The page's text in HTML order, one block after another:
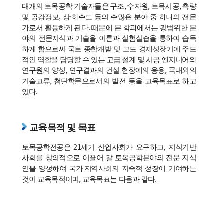
대개의 토목공학 기술자들은 구조, 수자원, 토목시공, 측량
및 공강정보, 상·하수도 등의 수많은 분야 중 하나의 전문
가로서 활동하게 된다. 때문에 본 학과에서는 광범위한 분
야의 전문지식과 기술을 이론과 실험실습을 통하여 습득
하게 함으로써 국토 종합개발 및 고도 경제성장기에 주도
적인 역할을 담당할 수 있는 고급 설계 및 시공 엔지니어와
연구원의 양성, 연구결과의 건설 현장에의 응용, 국내외의
기술교류, 첨단학문으로서의 발전 등을 교육목표로 하고
있다.
교육목적 및 목표
토목공학전공은 21세기 산업사회가 요구하고, 지식기반
사회를 창의적으로 이끌어 갈 토목공학분야의 전문 지식
인을 양성하여 국가·지역사회의 지속적 성장에 기여하는
것이 교육목적이며, 교육목표는 다음과 같다.